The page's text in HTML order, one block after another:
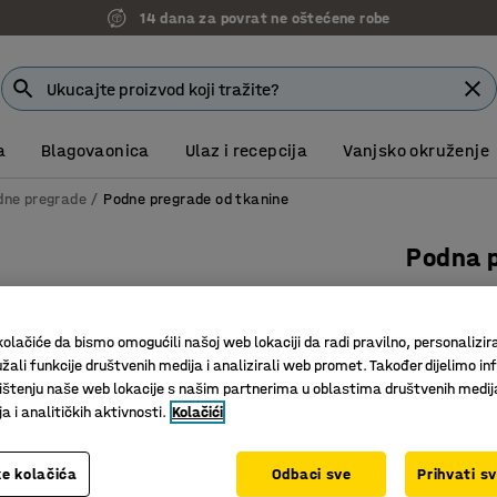
14 dana za povrat ne oštećene robe
Blagovaonica Ulaz i recepcija Vanjsko okruženje
pregrade Podne pregrade od tkanine
Podna
Komplet
Visina (mm)
da bismo omogućili našoj web lokaciji da radi pravilno,
funkcije društvenih medija i analizirali web promet. Također dijelimo
naše web lokacije s našim partnerima u oblastima društvenih
i analitičkih aktivnosti. Kolačići
kolačića Odbaci sve Prihvati